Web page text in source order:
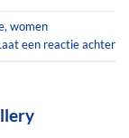
,women
een reactie achter